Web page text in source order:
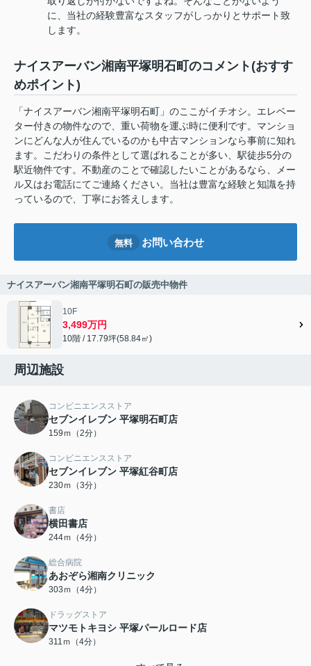
に、当社の経験豊富なスタッフがしっかりとサポート致
します。
ナイスアーバン湘南平塚明石町のコメント(おすす
めポイント)
「ナイスアーバン湘南平塚明石町」のここがイチオシ。エレベー
ター付きの物件なので、重い荷物を運ぶ時に便利です。マンショ
ンにどんな人が住んでいるのかも中古マンションなら事前に知れ
ます。こだわりの条件として選ばれることが多い、駅徒歩5分の
駅近物件です。不動産のことで確認したいことがあるなら、メー
ル又はお電話にてご連絡ください。当社は豊富な経験と知識を持
っているので、丁寧にお答えします。
無料 お問い合わせ
ナイスアーバン湘南平塚明石町の販売中物件
10F
3,499万円
10階 / 17.79坪(58.84㎡)
周辺施設
コンビニエンスストア
セブンイレブン 平塚明石町店
159ｍ（2分）
コンビニエンスストア
セブンイレブン 平塚紅谷町店
230ｍ（3分）
書店
横田書店
244ｍ（4分）
総合病院
あおぞら湘南クリニック
303ｍ（4分）
ドラッグストア
マツモトキヨシ 平塚パールロード店
311ｍ（4分）